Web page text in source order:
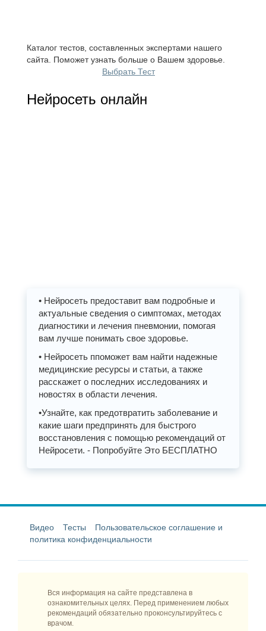
Каталог тестов, составленных экспертами нашего
сайта. Поможет узнать больше о Вашем здоровье.
Выбрать Тест
Нейросеть онлайн
• Нейросеть предоставит вам подробные и
актуальные сведения о симптомах, методах
диагностики и лечения пневмонии, помогая
вам лучше понимать свое здоровье.
• Нейросеть ппоможет вам найти надежные
медицинские ресурсы и статьи, а также
расскажет о последних исследованиях и
новостях в области лечения.
•Узнайте, как предотвратить заболевание и
какие шаги предпринять для быстрого
восстановления с помощью рекомендаций от
Нейросети. - Попробуйте Это БЕСПЛАТНО
Видео Тесты
Пользовательское соглашение и
политика конфиденциальности
Вся информация на сайте представлена в
ознакомительных целях. Перед применением любых
рекомендаций обязательно проконсультируйтесь с
врачом.